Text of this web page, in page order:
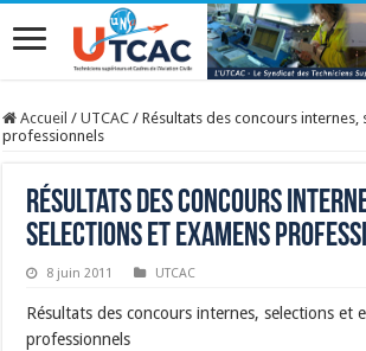
Accueil / UTCAC / Résultats des concours internes,
professionnels
Résultats des concours
selections et examens
8 juin 2011 UTCAC
Résultats des concours internes, selections et
professionnels